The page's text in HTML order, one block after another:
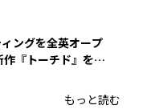
ングを全英オープ
『トーチド』を投
もっと読む